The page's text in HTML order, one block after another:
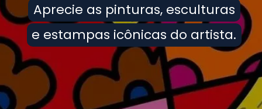
Aprecie as pinturas, esculturas
e estampas icônicas do artista.
Aprecie as pinturas, esculturas
e estampas icônicas do artista.